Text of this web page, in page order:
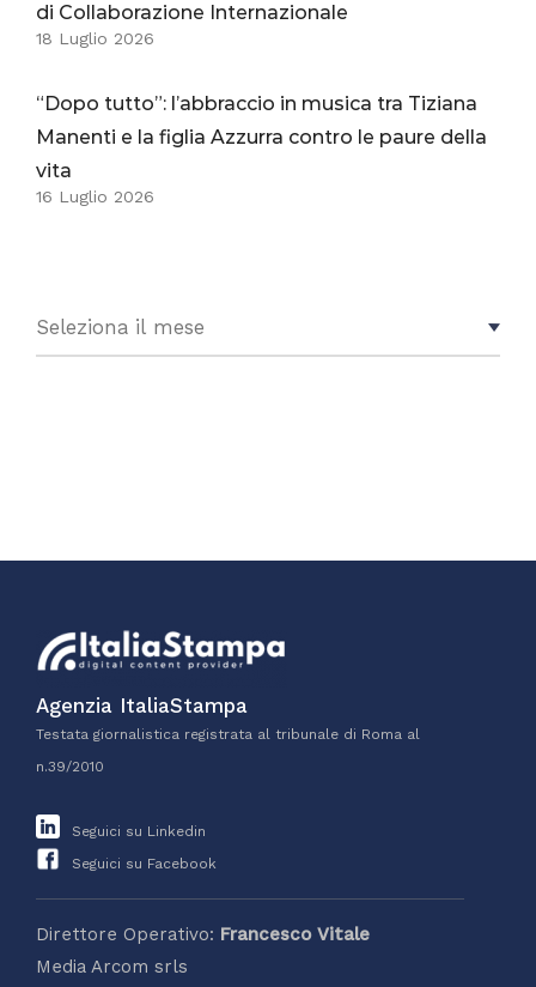
di Collaborazione Internazionale
18 Luglio 2026
“Dopo tutto”: l’abbraccio in musica tra Tiziana
Manenti e la figlia Azzurra contro le paure della
vita
16 Luglio 2026
Agenzia ItaliaStampa
Testata giornalistica registrata al tribunale di Roma al
n.39/2010
Seguici su Linkedin
Seguici su Facebook
Direttore Operativo: Francesco Vitale
Media Arcom srls